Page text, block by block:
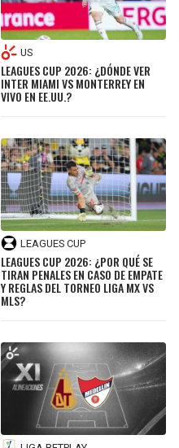
US
LEAGUES CUP 2026: ¿DÓNDE VER
INTER MIAMI VS MONTERREY EN
VIVO EN EE.UU.?
LEAGUES CUP
LEAGUES CUP 2026: ¿POR QUÉ SE
TIRAN PENALES EN CASO DE EMPATE
Y REGLAS DEL TORNEO LIGA MX VS
MLS?